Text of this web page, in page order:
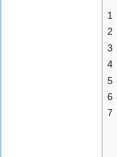
1
2
3
4
5
6
7